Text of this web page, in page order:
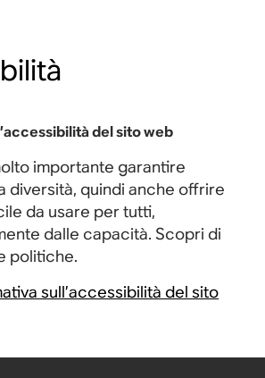
del sito web
importante garantire
diversità, quindi anche offrire
da usare per tutti,
dalle capacità. Scopri di
politiche.
sull’accessibilità del sito